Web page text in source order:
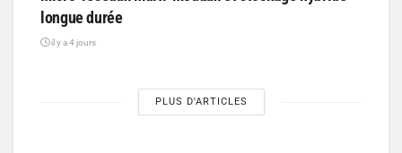
longue durée
il y a 4 jours
PLUS D'ARTICLES